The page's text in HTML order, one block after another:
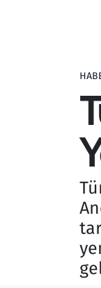
Savunma
Teknoloji
Televizyon